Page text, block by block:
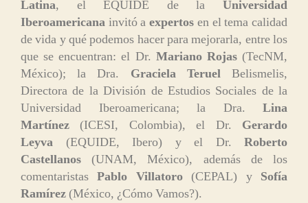
Latina, el EQUIDE de la Universidad
Iberoamericana invitó a expertos en el tema calidad
de vida y qué podemos hacer para mejorarla, entre los
que se encuentran: el Dr. Mariano Rojas(TecNM,
México); la Dra. Graciela TeruelBelismelis,
Directora de la División de Estudios Sociales de la
Universidad Iberoamericana; la Dra. Lina
Martínez (ICESI, Colombia), el Dr. Gerardo
Leyva (EQUIDE, Ibero) y el Dr. Roberto
Castellanos (UNAM, México), además de los
comentaristasPablo Villatoro(CEPAL) y Sofía
Ramírez (México, ¿Cómo Vamos?).